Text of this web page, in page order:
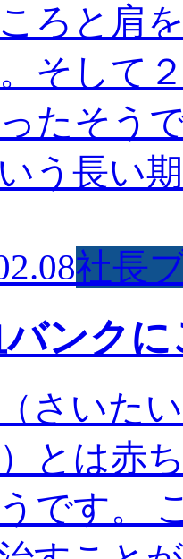
ろと肩
そして
たそう
う長い
社長
ンク
さいた
とは赤
です。